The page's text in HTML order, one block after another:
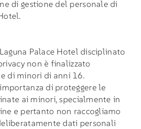
di gestione del personale di
Palace Hotel disciplinato
non è finalizzato
di minori di anni 16.
di proteggere le
ai minori, specialmente in
e pertanto non raccogliamo
dati personali